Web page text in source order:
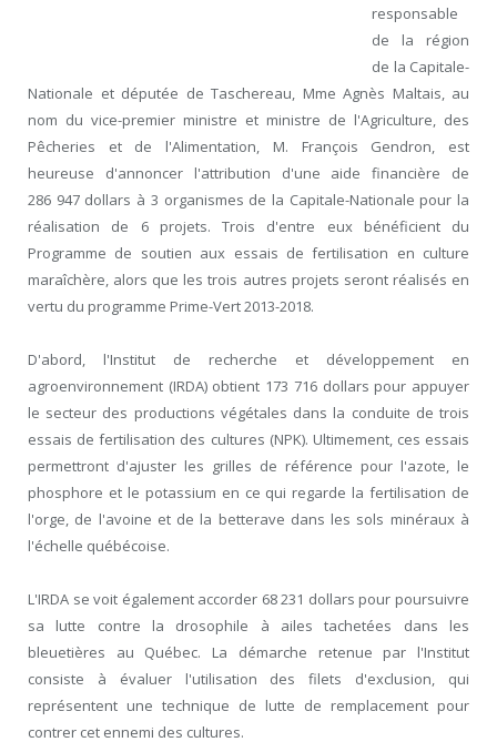
responsable
de la région
de la Capitale-
Nationale et députée de Taschereau, Mme Agnès Maltais, au
nom du vice-premier ministre et ministre de l'Agriculture, des
Pêcheries et de l'Alimentation, M. François Gendron, est
heureuse d'annoncer l'attribution d'une aide financière de
286 947 dollars à 3 organismes de la Capitale-Nationale pour la
réalisation de 6 projets. Trois d'entre eux bénéficient du
Programme de soutien aux essais de fertilisation en culture
maraîchère, alors que les trois autres projets seront réalisés en
vertu du programme Prime-Vert 2013-2018.
D'abord, l'Institut de recherche et développement en
agroenvironnement (IRDA) obtient 173 716 dollars pour appuyer
le secteur des productions végétales dans la conduite de trois
essais de fertilisation des cultures (NPK). Ultimement, ces essais
permettront d'ajuster les grilles de référence pour l'azote, le
phosphore et le potassium en ce qui regarde la fertilisation de
l'orge, de l'avoine et de la betterave dans les sols minéraux à
l'échelle québécoise.
L'IRDA se voit également accorder 68 231 dollars pour poursuivre
sa lutte contre la drosophile à ailes tachetées dans les
bleuetières au Québec. La démarche retenue par l'Institut
consiste à évaluer l'utilisation des filets d'exclusion, qui
représentent une technique de lutte de remplacement pour
contrer cet ennemi des cultures.